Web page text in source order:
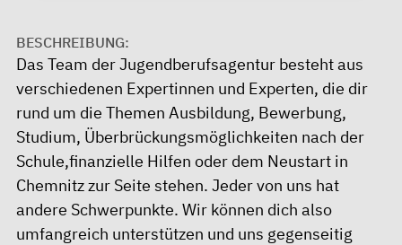
BESCHREIBUNG:
Das Team der Jugendberufsagentur besteht aus
verschiedenen Expertinnen und Experten, die dir
rund um die Themen Ausbildung, Bewerbung,
Studium, Überbrückungsmöglichkeiten nach der
Schule,finanzielle Hilfen oder dem Neustart in
Chemnitz zur Seite stehen. Jeder von uns hat
andere Schwerpunkte. Wir können dich also
umfangreich unterstützen und uns gegenseitig